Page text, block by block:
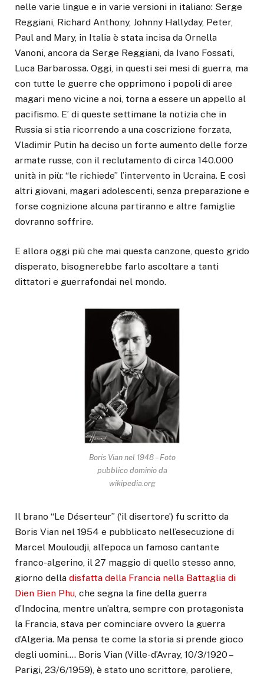
nelle varie lingue e in varie versioni in italiano: Serge
Reggiani, Richard Anthony, Johnny Hallyday, Peter,
Paul and Mary, in Italia è stata incisa da Ornella
Vanoni, ancora da Serge Reggiani, da Ivano Fossati,
Luca Barbarossa. Oggi, in questi sei mesi di guerra, ma
con tutte le guerre che opprimono i popoli di aree
magari meno vicine a noi, torna a essere un appello al
pacifismo. E’ di queste settimane la notizia che in
Russia si stia ricorrendo a una coscrizione forzata,
Vladimir Putin ha deciso un forte aumento delle forze
armate russe, con il reclutamento di circa 140.000
unità in più: “le richiede” l’intervento in Ucraina. E così
altri giovani, magari adolescenti, senza preparazione e
forse cognizione alcuna partiranno e altre famiglie
dovranno soffrire.
E allora oggi più che mai questa canzone, questo grido
disperato, bisognerebbe farlo ascoltare a tanti
dittatori e guerrafondai nel mondo.
Boris Vian nel 1948 – Foto
pubblico dominio da
wikipedia.org
Il brano “Le Déserteur” (‘il disertore’) fu scritto da
Boris Vian nel 1954 e pubblicato nell’esecuzione di
Marcel Mouloudji, all’epoca un famoso cantante
franco-algerino, il 27 maggio di quello stesso anno,
giorno della disfatta della Francia nella Battaglia di
Dien Bien Phu , che segna la fine della guerra
d’Indocina, mentre un’altra, sempre con protagonista
la Francia, stava per cominciare ovvero la guerra
d’Algeria. Ma pensa te come la storia si prende gioco
degli uomini…. Boris Vian (Ville-d’Avray, 10/3/1920 –
Parigi, 23/6/1959), è stato uno scrittore, paroliere,